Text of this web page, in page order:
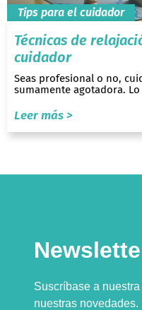
Tips para el cuidador
Técnicas de
cuidador
Seas profesional o no,
sumamente agotadora. Lo
Leer más >
Suscríbase a
nuestras novedades.